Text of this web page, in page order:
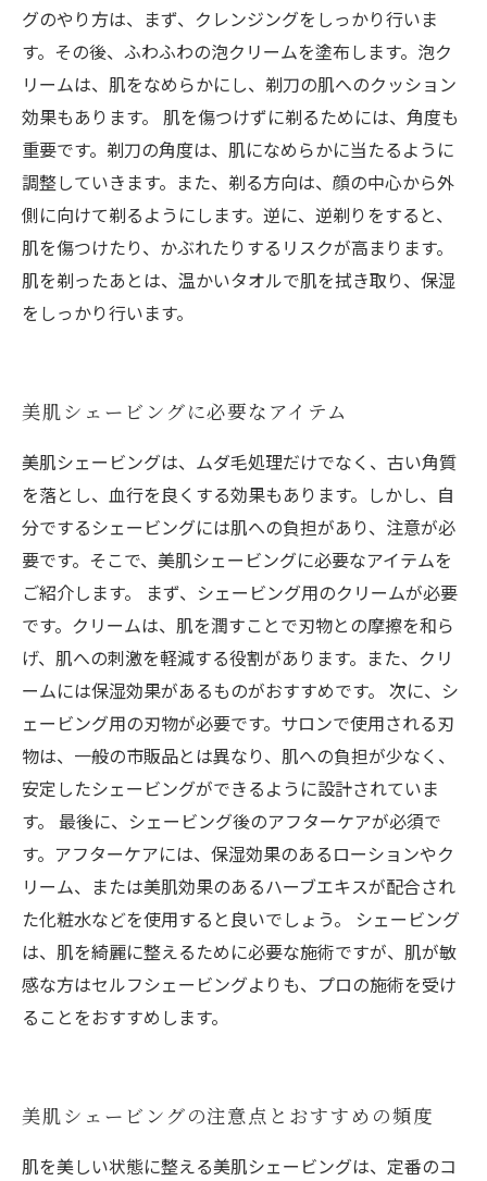
グのやり方は、まず、クレンジングをしっかり行いま
す。その後、ふわふわの泡クリームを塗布します。泡ク
リームは、肌をなめらかにし、剃刀の肌へのクッション
効果もあります。 肌を傷つけずに剃るためには、角度も
重要です。剃刀の角度は、肌になめらかに当たるように
調整していきます。また、剃る方向は、顔の中心から外
側に向けて剃るようにします。逆に、逆剃りをすると、
肌を傷つけたり、かぶれたりするリスクが高まります。
肌を剃ったあとは、温かいタオルで肌を拭き取り、保湿
をしっかり行います。
美肌シェービングに必要なアイテム
美肌シェービングは、ムダ毛処理だけでなく、古い角質
を落とし、血行を良くする効果もあります。しかし、自
分でするシェービングには肌への負担があり、注意が必
要です。そこで、美肌シェービングに必要なアイテムを
ご紹介します。 まず、シェービング用のクリームが必要
です。クリームは、肌を潤すことで刃物との摩擦を和ら
げ、肌への刺激を軽減する役割があります。また、クリ
ームには保湿効果があるものがおすすめです。 次に、シ
ェービング用の刃物が必要です。サロンで使用される刃
物は、一般の市販品とは異なり、肌への負担が少なく、
安定したシェービングができるように設計されていま
す。 最後に、シェービング後のアフターケアが必須で
す。アフターケアには、保湿効果のあるローションやク
リーム、または美肌効果のあるハーブエキスが配合され
た化粧水などを使用すると良いでしょう。 シェービング
は、肌を綺麗に整えるために必要な施術ですが、肌が敏
感な方はセルフシェービングよりも、プロの施術を受け
ることをおすすめします。
美肌シェービングの注意点とおすすめの頻度
肌を美しい状態に整える美肌シェービングは、定番のコ